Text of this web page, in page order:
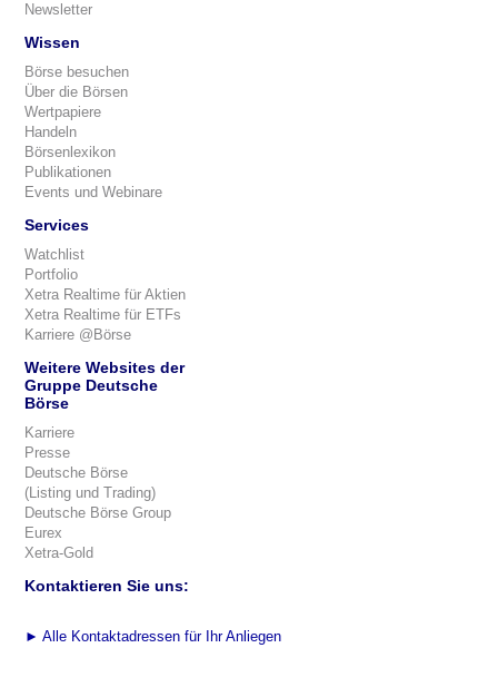
Newsletter
Wissen
Börse besuchen
Über die Börsen
Wertpapiere
Handeln
Börsenlexikon
Publikationen
Events und Webinare
Services
Watchlist
Portfolio
Xetra Realtime für Aktien
Xetra Realtime für ETFs
Karriere @Börse
Weitere Websites der
Gruppe Deutsche
Börse
Karriere
Presse
Deutsche Börse
(Listing und Trading)
Deutsche Börse Group
Eurex
Xetra-Gold
Kontaktieren Sie uns:
► Alle Kontaktadressen für Ihr Anliegen